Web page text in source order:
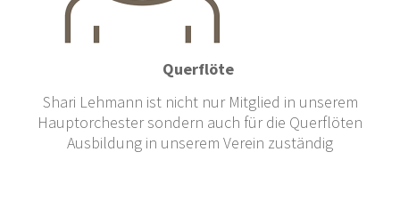
Querflöte
Shari Lehmann ist nicht nur Mitglied in unserem
Hauptorchester sondern auch für die Querflöten
Ausbildung in unserem Verein zuständig